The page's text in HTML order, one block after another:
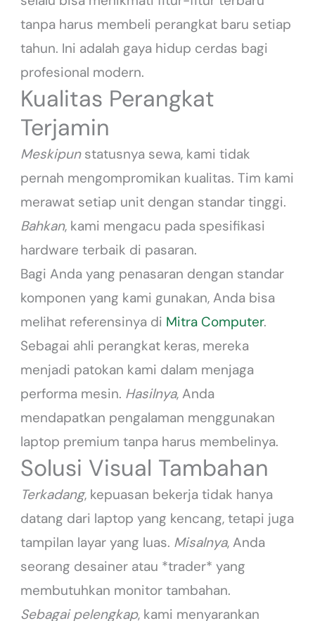
tanpa harus membeli perangkat baru setiap
tahun. Ini adalah gaya hidup cerdas bagi
profesional modern.
Kualitas Perangkat
Terjamin
Meskipunstatusnya sewa, kami tidak
pernah mengompromikan kualitas. Tim kami
merawat setiap unit dengan standar tinggi.
Bahkan, kami mengacu pada spesifikasi
hardware terbaik di pasaran.
Bagi Anda yang penasaran dengan standar
komponen yang kami gunakan, Anda bisa
melihat referensinya di Mitra Computer.
Sebagai ahli perangkat keras, mereka
menjadi patokan kami dalam menjaga
performa mesin. Hasilnya, Anda
mendapatkan pengalaman menggunakan
laptop premium tanpa harus membelinya.
Solusi Visual Tambahan
Terkadang, kepuasan bekerja tidak hanya
datang dari laptop yang kencang, tetapi juga
tampilan layar yang luas. Misalnya, Anda
seorang desainer atau *trader* yang
membutuhkan monitor tambahan.
Sebagai pelengkap, kami menyarankan